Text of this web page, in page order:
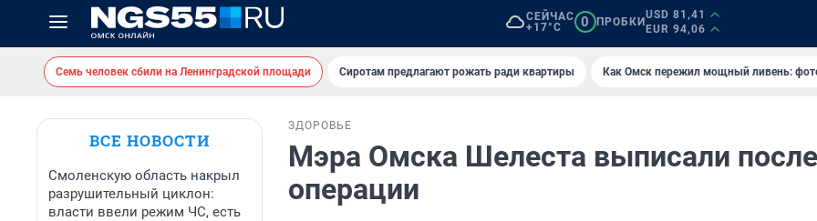
СЕЙЧАС
+17°C
0 ПРОБКИ
USD 81,41
EUR 94,06
Семь человек сбили на Ленинградской площади Сиротам предлагают рожать ради квартиры Как Омск пережил мощный ливень:
ВСЕ НОВОСТИ
Смоленскую область накрыл
разрушительный циклон:
власти ввели режим ЧС, есть
ЗДОРОВЬЕ
Мэра Омска Шелеста выписали после
операции